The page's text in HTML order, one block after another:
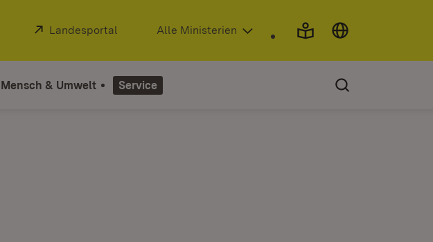
Extern:
Landesportal (Öffnet in neuem Fenster)
Alle Ministerien
Mensch & Umwelt Service